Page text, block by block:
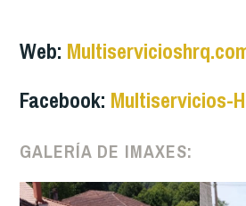
Web:
Facebook: Multiservicios-
GALERÍA DE IMAXES: